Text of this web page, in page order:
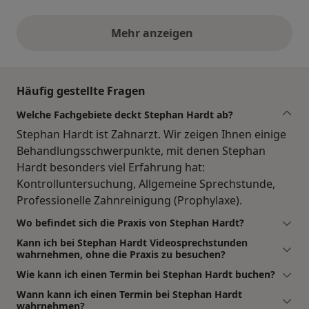
Mehr anzeigenobige Stellungnahmen
Häufig gestellte Fragen
Welche Fachgebiete deckt Stephan Hardt ab?
Stephan Hardt ist Zahnarzt. Wir zeigen Ihnen einige
Behandlungsschwerpunkte, mit denen Stephan
Hardt besonders viel Erfahrung hat:
Kontrolluntersuchung, Allgemeine Sprechstunde,
Professionelle Zahnreinigung (Prophylaxe).
Wo befindet sich die Praxis von Stephan Hardt?
Kann ich bei Stephan Hardt Videosprechstunden
wahrnehmen, ohne die Praxis zu besuchen?
Wie kann ich einen Termin bei Stephan Hardt buchen?
Wann kann ich einen Termin bei Stephan Hardt
wahrnehmen?